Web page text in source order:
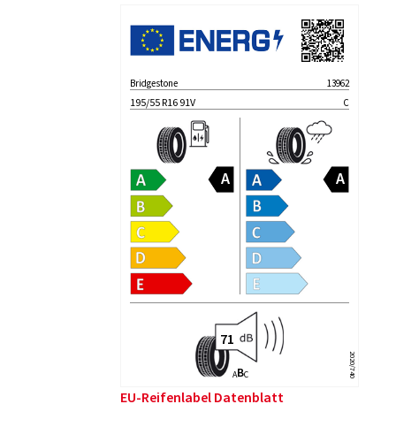
Bridgestone 13962
195/55 R16 91V C
ABC 2020/740
EU-Reifenlabel Datenblatt